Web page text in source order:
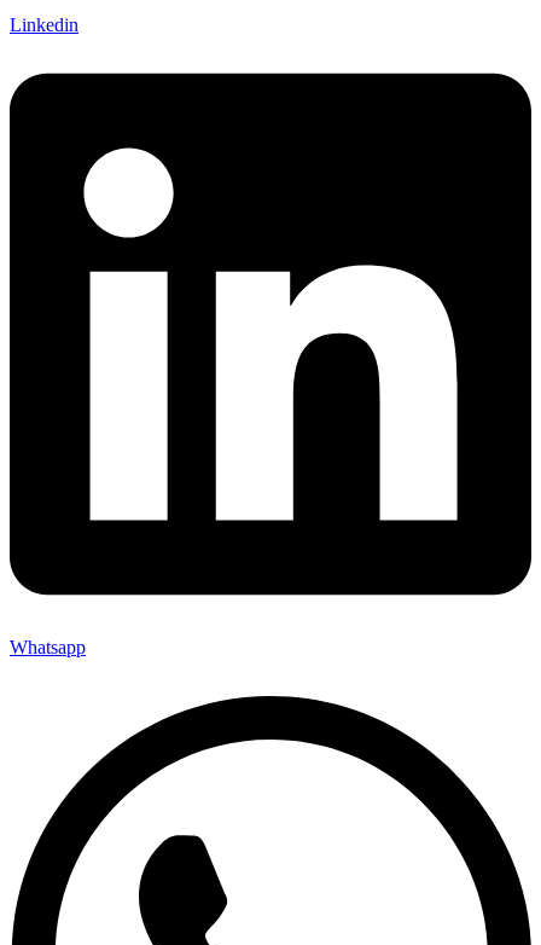
Linkedin
Whatsapp